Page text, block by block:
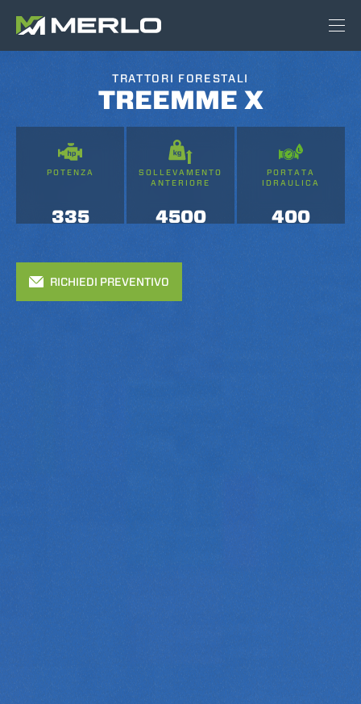
TRATTORI FORESTALI
TREEMME X
POTENZA
335
SOLLEVAMENTO
ANTERIORE
4500
PORTATA
IDRAULICA
400
RICHIEDI PREVENTIVO